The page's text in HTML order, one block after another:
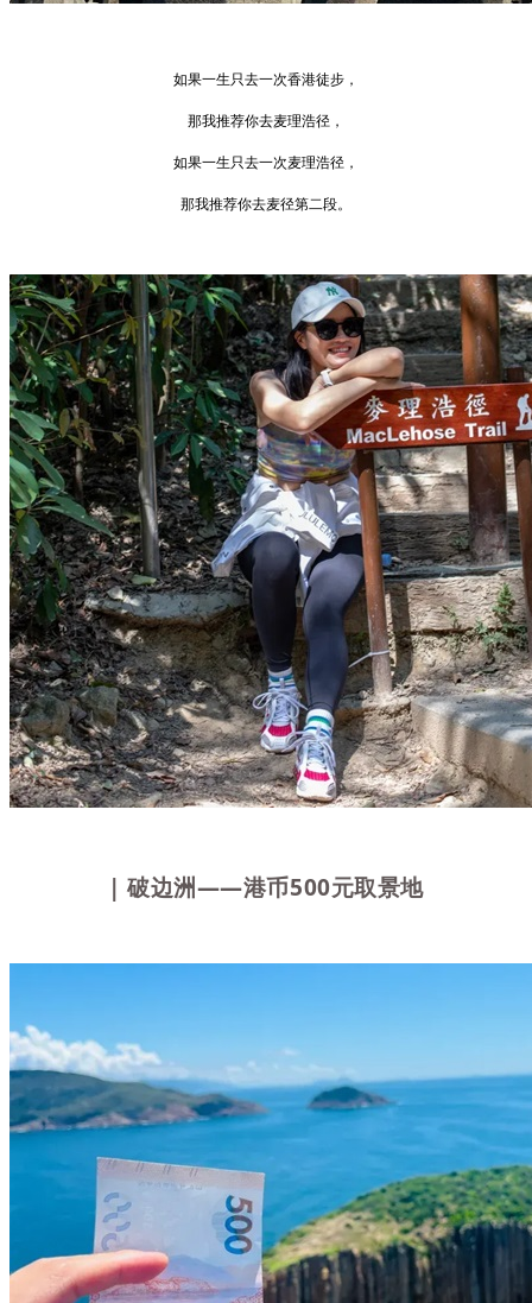
如果一生只去一次香港徒步，
那我推荐你去麦理浩径，
如果一生只去一次麦理浩径，
那我推荐你去麦径第二段。
| 破边洲――港币500元取景地